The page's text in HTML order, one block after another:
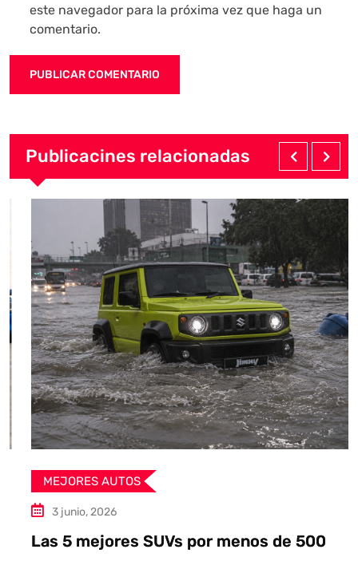
este navegador para la próxima vez que haga un
comentario.
Publicacines relacionadas
MEJORES AUTOS
3 junio, 2026
Las 5 mejores SUVs por menos de 500